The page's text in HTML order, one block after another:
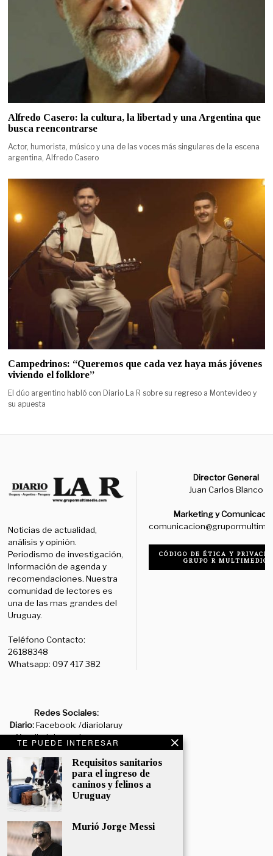
TE PUEDE INTERESAR
Requisitos sanitarios
para el ingreso de
caninos y felinos a
Uruguay
Murió Jorge Messi
Alfredo Casero: la cultura, la libertad y una Argentina que
busca reencontrarse
Actor, humorista, músico y una de las voces más singulares de la escena
argentina, Alfredo Casero
Campedrinos: “Queremos que cada vez haya más jóvenes
viviendo el folklore”
El dúo argentino habló con Diario La R sobre su regreso a Montevideo y
su apuesta
Noticias de actualidad,
análisis y opinión.
Periodismo de investigación,
Información de agenda y
recomendaciones. Nuestra
comunidad de lectores es
una de las mas grandes del
Uruguay.
Teléfono Contacto:
26188348
Whatsapp: 097 417 382
Director General
Juan Carlos Blanco
Marketing y
CÓDIGO DE ÉTICA Y
GRUPO R MULTIMEDIO
Redes Sociales:
Diario:Facebook: /diariolaruy
- X: @diariolaruy - Instagram:
@diariolar_uy
Departamento Comercial:
comercial@grupormultimedio.com
Departamento de Avisos:
avisos@grupormultimedio.com
Administración: